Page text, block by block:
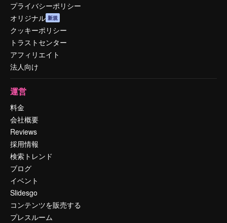
プライバシーポリシー
オリジナル 新規
クッキーポリシー
トラストセンター
アフィリエイト
法人向け
運営
料金
会社概要
Reviews
採用情報
検索トレンド
ブログ
イベント
Slidesgo
コンテンツを販売する
プレスルーム